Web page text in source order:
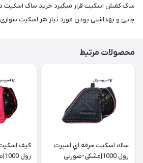
ساک کفش اسکیت قرار میگیرد خرید ساک اسکیت
جایی و بهداشتی بودن مورد نیاز هر اسکیت
محصولات مرتبط
ساك اسكيت حرفه اي اسپرت
رول 1000|مشکی-صورتی
كيف
رول 1000|صورتی